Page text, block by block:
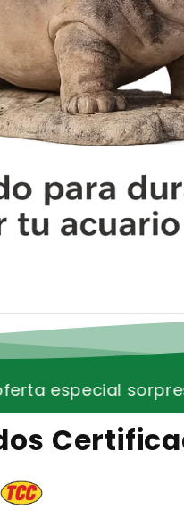
en tu carrito!